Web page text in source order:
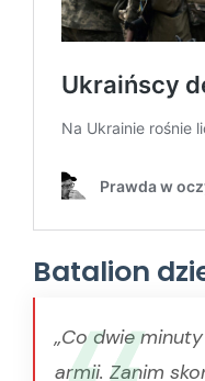
Batalion
„Co dwie
armii. Zanim